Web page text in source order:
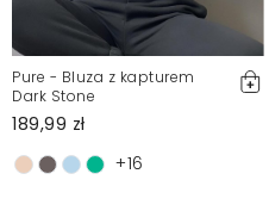
Pure - Bluza z kapturem
Dark Stone
189,99 zł
+16